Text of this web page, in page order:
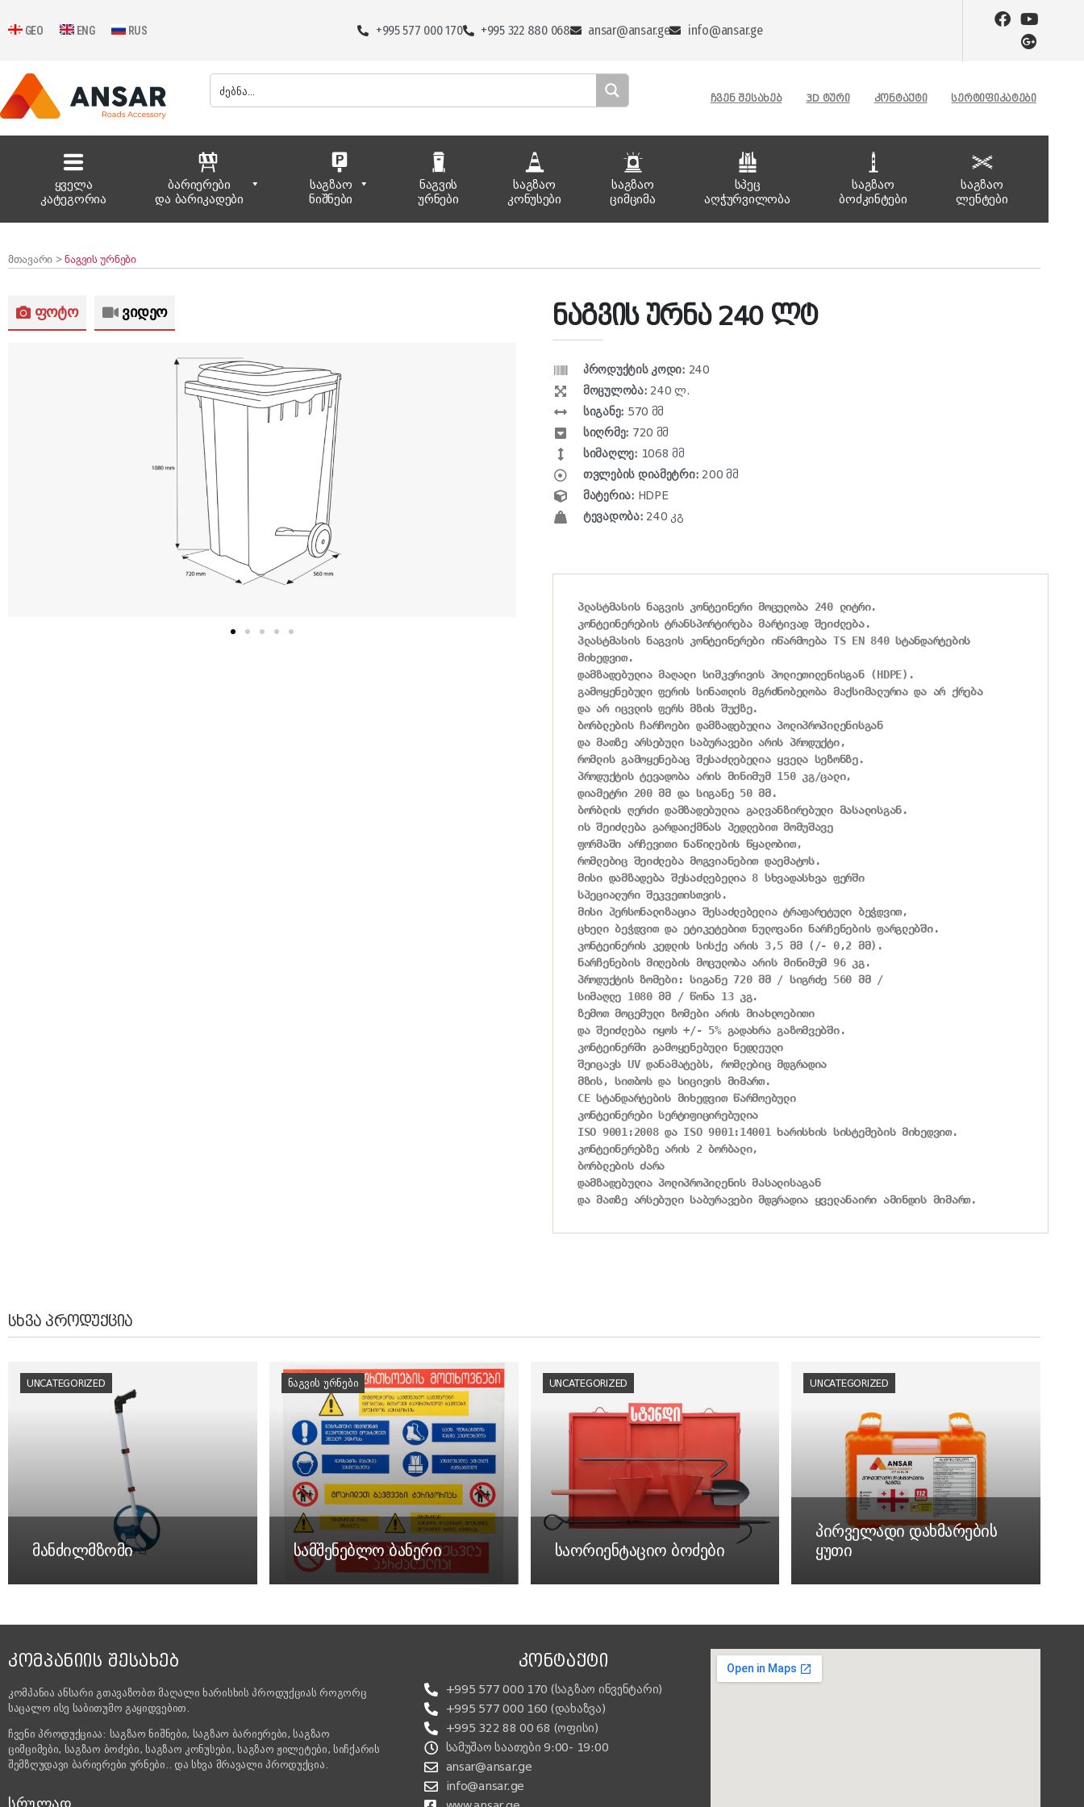
GEO ENG RUS +995 577 000 170 +995 322 880 068 ansar@ansar.ge info@ansar.ge
ᲩᲕᲔᲜ ᲨᲔᲡᲐᲮᲔᲑ 3D ᲢᲣᲠᲘ ᲙᲝᲜᲢᲐᲥᲢᲘ ᲡᲔᲠᲢᲘᲤᲘᲙᲐᲢᲔᲑᲘ
ყველა
კატეგორია
ბარიერები
და ბარიკადები
საგზაო
ნიშნები
ნაგვის
ურნები
საგზაო
კონუსები
საგზაო
ციმციმა
სპეც
აღჭურვილობა
საგზაო
ბოძკინტები
საგზაო
ლენტები
მთავარი >ნაგვის ურნები
ფოტო ვიდეო ნაგვის ურნა 240 ლტ
პროდუქტის კოდი: 240
მოცულობა: 240 ლ.
სიგანე: 570 მმ
სიღრმე: 720 მმ
სიმაღლე: 1068 მმ
თვლების დიამეტრი: 200 მმ
მატერია: HDPE
ტევადობა: 240 კგ
პლასტმასის ნაგვის კონტეინერი მოცულობა 240 ლიტრი.
კონტეინერების ტრანსპორტირება მარტივად შეიძლება.
პლასტმასის ნაგვის კონტეინერები იწარმოება TS EN 840 სტანდარტების
მიხედვით.
დამზადებულია მაღალი სიმკვრივის პოლიეთილენისგან (HDPE).
გამოყენებული ფერის სინათლის მგრძნობელობა მაქსიმალურია და არ ქრება
და არ იცვლის ფერს მზის შუქზე.
ბორბლების ჩარჩოები დამზადებულია პოლიპროპილენისგან
და მათზე არსებული საბურავები არის პროდუქტი,
რომლის გამოყენებაც შესაძლებელია ყველა სეზონზე.
პროდუქტის ტევადობა არის მინიმუმ 150 კგ/ცალი,
დიამეტრი 200 მმ და სიგანე 50 მმ.
ბორბლის ღერძი დამზადებულია გალვანზირებული მასალისგან.
ის შეიძლება გარდაიქმნას პედლებით მომუშავე
ფორმაში არჩევითი ნაწილების წყალობით,
რომლებიც შეიძლება მოგვიანებით დაემატოს.
მისი დამზადება შესაძლებელია 8 სხვადასხვა ფერში
სპეციალური შეკვეთისთვის.
მისი პერსონალიზაცია შესაძლებელია ტრაფარეტული ბეჭდვით,
ცხელი ბეჭდვით და ეტიკეტებით ნულოვანი ნარჩენების ფარგლებში.
კონტეინერის კედლის სისქე არის 3,5 მმ (/- 0,2 მმ).
ნარჩენების მიღების მოცულობა არის მინიმუმ 96 კგ.
პროდუქტის ზომები: სიგანე 720 მმ / სიგრძე 560 მმ /
სიმაღლე 1080 მმ / წონა 13 კგ.
ზემოთ მოცემული ზომები არის მიახლოებითი
და შეიძლება იყოს +/- 5% გადახრა გაზომვებში.
კონტეინერში გამოყენებული ნედლეული
შეიცავს UV დანამატებს, რომლებიც მდგრადია
მზის, სითბოს და სიცივის მიმართ.
CE სტანდარტების მიხედვით წარმოებული
კონტეინერები სერტიფიცირებულია
ISO 9001:2008 და ISO 9001:14001 ხარისხის სისტემების მიხედვით.
კონტეინერებზე არის 2 ბორბალი,
ბორბლების ძარა
დამზადებულია პოლიპროპილენის მასალისაგან
და მათზე არსებული საბურავები მდგრადია ყველანაირი ამინდის მიმართ.
ᲡᲮᲕᲐ ᲞᲠᲝᲓᲣᲥᲪᲘᲐ
მანძილმზომი
UNCATEGORIZED
სამშენებლო ბანერი
ᲜᲐᲒᲕᲘᲡ ᲣᲠᲜᲔᲑᲘ
საორიენტაციო ბოძები
UNCATEGORIZED
პირველადი დახმარების
ყუთი
UNCATEGORIZED
ᲙᲝᲛᲞᲐᲜᲘᲘᲡ ᲨᲔᲡᲐᲮᲔᲑ
კომპანია ანსარი გთავაზობთ მაღალი ხარისხის პროდუქციას როგორც
საცალო ისე საბითუმო გაყიდვებით.
ჩვენი პროდუქციაა: საგზაო ნიშნები, საგზაო ბარიერები, საგზაო
ციმციმები, საგზაო ბოძები, საგზაო კონუსები, საგზაო ჟილეტები, სიჩქარის
შემზღუდავი ბარიერები ურნები.. და სხვა მრავალი პროდუქცია.
ᲙᲝᲜᲢᲐᲥᲢᲘ
+995 577 000 170 (საგზაო ინვენტარი)
+995 577 000 160 (დახაზვა)
+995 322 88 00 68 (ოფისი)
სამუშაო საათები 9:00- 19:00
ansar@ansar.ge
info@ansar.ge